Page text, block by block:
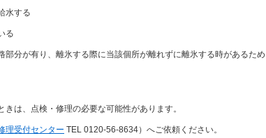
水する
る
分が有り、離氷する際に当該個所が離れずに離氷する時があるた
は、点検・修理の必要な可能性があります。
理受付センター TEL 0120-56-8634）へご依頼ください。